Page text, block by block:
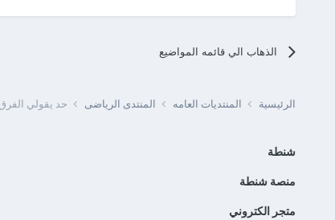
الذهاب الي قائمه المواضيع
الرئيسية المنتديات العامه المنتدى الرياضى حد يقولي الفرق
شنطة
منصة شنطة
متجر الكتروني